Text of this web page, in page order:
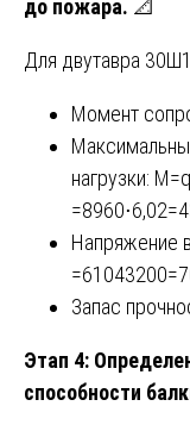
до пожара. 📐
Для двутавра
Момент
нагрузки:
Напряжение
Запас
Этап 4:
способности